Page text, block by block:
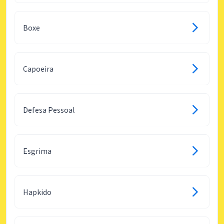
Boxe
Capoeira
Defesa Pessoal
Esgrima
Hapkido